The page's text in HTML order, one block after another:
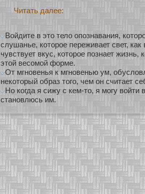
Читать далее:
Войдите в это тело опознавания,
слушанье, которое переживает свет, как
чувствует вкус, которое познает жизнь,
этой весомой форме.
От мгновенья к мгновенью ум,
некоторый образ того, чем он считает
Но когда я сижу с кем-то, я могу войти
становлюсь им.